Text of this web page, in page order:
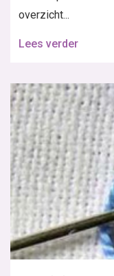
overzicht...
Lees verder